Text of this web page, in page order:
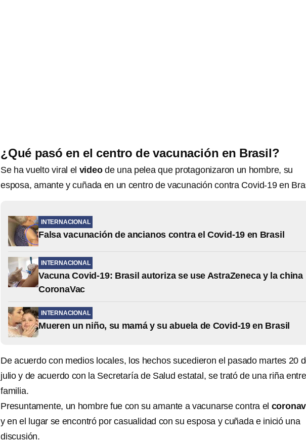
¿Qué pasó en el centro de vacunación en Brasil?
Se ha vuelto viral el videode una pelea que protagonizaron un hombre, su
esposa, amante y cuñada en un centro de vacunación contra Covid-19 en
INTERNACIONAL
Falsa vacunación de ancianos contra el Covid-19 en Brasil
INTERNACIONAL
Vacuna Covid-19: Brasil autoriza se use AstraZeneca y la china
CoronaVac
INTERNACIONAL
Mueren un niño, su mamá y su abuela de Covid-19 en Brasil
De acuerdo con medios locales, los hechos sucedieron el pasado martes 20
julio y de acuerdo con la Secretaría de Salud estatal, se trató de una riña entre
familia.
Presuntamente, un hombre fue con su amante a vacunarse contra el
y en el lugar se encontró por casualidad con su esposa y cuñada e inició una
discusión.